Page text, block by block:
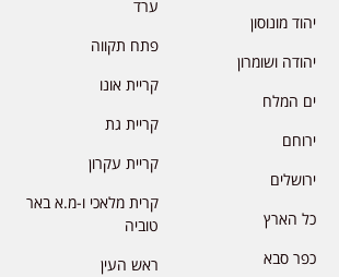
יהוד מונוסון
יהודה ושומרון
ים המלח
ירוחם
ירושלים
כל הארץ
כפר סבא
ערד
פתח תקווה
קריית אונו
קריית גת
קריית עקרון
קרית מלאכי ו-מ.א באר
טוביה
ראש העין